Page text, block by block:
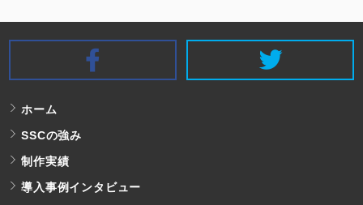
SSC Facebook
ホーム
SSCの強み
制作実績
導入事例インタビュー